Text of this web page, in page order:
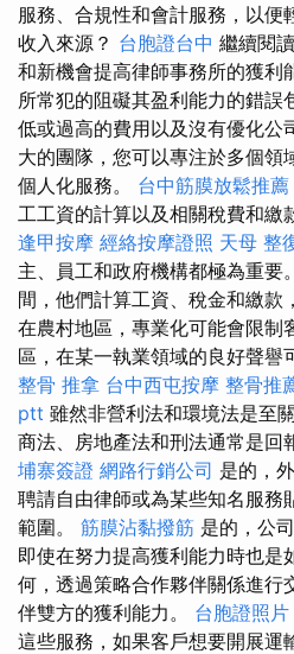
服務、合規性和會計服務，以便
收入來源？ 台胞證台中 繼續閱
和新機會提高律師事務所的獲利
所常犯的阻礙其盈利能力的錯誤
低或過高的費用以及沒有優化公
大的團隊，您可以專注於多個領
個人化服務。 台中筋膜放鬆推薦
工工資的計算以及相關稅費和繳
逢甲按摩 經絡按摩證照 天母 整
主、員工和政府機構都極為重要
間，他們計算工資、稅金和繳款
在農村地區，專業化可能會限制
區，在某一執業領域的良好聲譽
整骨 推拿 台中西屯按摩 整骨推
ptt 雖然非營利法和環境法是至
商法、房地產法和刑法通常是回
埔寨簽證 網路行銷公司 是的，
聘請自由律師或為某些知名服務
範圍。 筋膜沾黏撥筋 是的，公
即使在努力提高獲利能力時也是
何，透過策略合作夥伴關係進行
伴雙方的獲利能力。 台胞證照片
這些服務，如果客戶想要開展運